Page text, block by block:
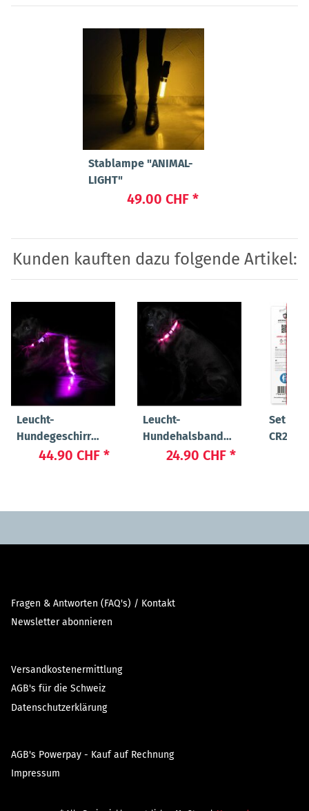
Stablampe "ANIMAL-
LIGHT"
49.00 CHF *
Kunden kauften dazu folgende Artikel:
Leucht-
Hundegeschirr
"Ninja"44.90 CHF *
Leucht-
Hundehalsband
"Cash"24.90 CHF *
Set
Fragen & Antworten (FAQ's) / Kontakt
Newsletter abonnieren
Versandkostenermittlung
AGB's für die Schweiz
Datenschutzerklärung
AGB's Powerpay - Kauf auf Rechnung
Impressum